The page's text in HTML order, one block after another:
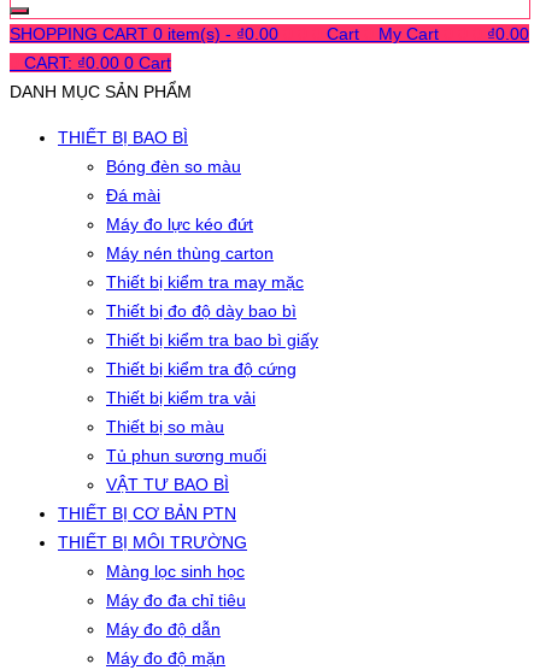
SHOPPING CART 0 item(s) - ₫0.00 Cart My Cart ₫0.00
CART: ₫0.00 0 Cart
DANH MỤC SẢN PHẨM
THIẾT BỊ BAO BÌ
Bóng đèn so màu
Đá mài
Máy đo lực kéo đứt
Máy nén thùng carton
Thiết bị kiểm tra may mặc
Thiết bị đo độ dày bao bì
Thiết bị kiểm tra bao bì giấy
Thiết bị kiểm tra độ cứng
Thiết bị kiểm tra vải
Thiết bị so màu
Tủ phun sương muối
VẬT TƯ BAO BÌ
THIẾT BỊ CƠ BẢN PTN
THIẾT BỊ MÔI TRƯỜNG
Màng lọc sinh học
Máy đo đa chỉ tiêu
Máy đo độ dẫn
Máy đo độ mặn